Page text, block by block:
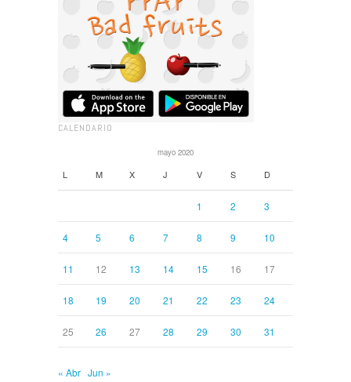
CALENDARIO
mayo 2020
L M X J V S D
1 2 3
4 5 6 7 8 9 10
11 12 13 14 15 16 17
18 19 20 21 22 23 24
25 26 27 28 29 30 31
« Abr Jun »